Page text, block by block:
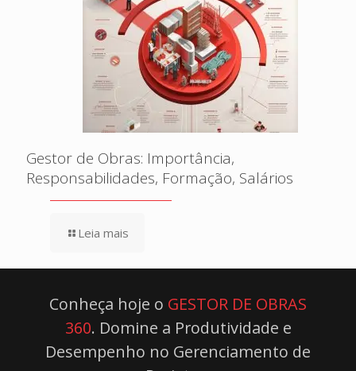
Gestor de Obras: Importância,
Responsabilidades, Formação, Salários
Leia mais
Conheça hoje o GESTOR DE OBRAS
360. Domine a Produtividade e
Desempenho no Gerenciamento de